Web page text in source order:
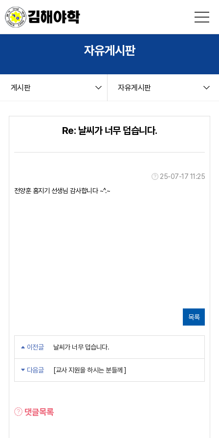
자유게시판
게시판 자유게시판
Re: 날씨가 너무 덥습니다.
25-07-17 11:25
전양훈 홈지기 선생님 감사합니다 ~^.~
목록
이전글 날씨가 너무 덥습니다.
다음글 [교사 지원을 하시는 분들께 ]
댓글목록